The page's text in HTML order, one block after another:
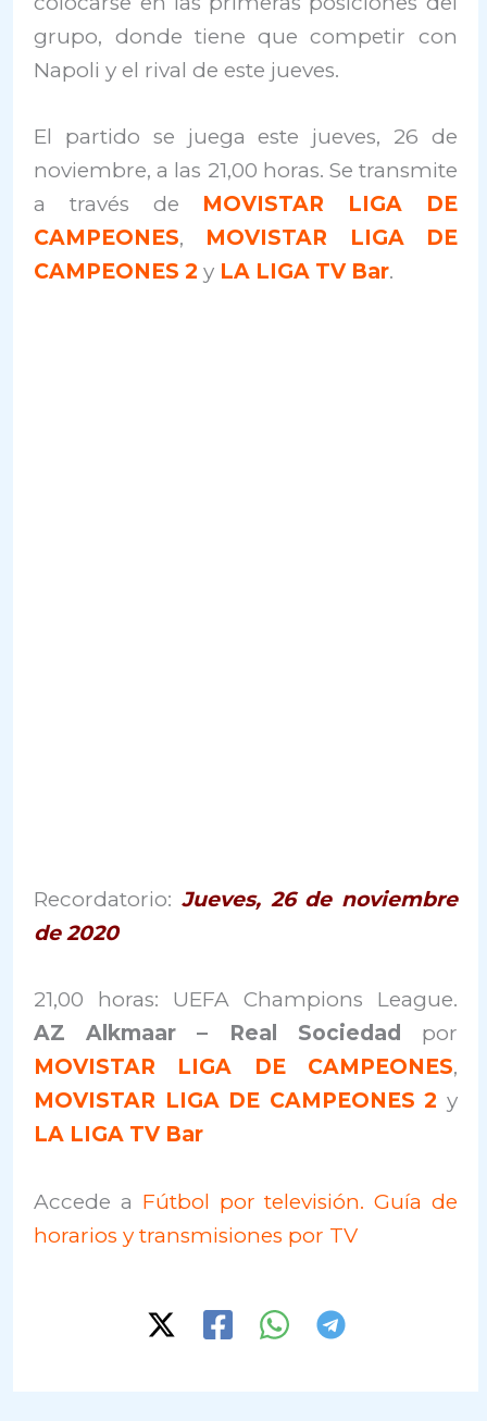
grupo, donde tiene que competir con
Napoli y el rival de este jueves.
El partido se juega este jueves, 26 de
noviembre, a las 21,00 horas. Se transmite
a través de MOVISTAR LIGA DE
CAMPEONES, MOVISTAR LIGA DE
CAMPEONES 2 y LA LIGA TV Bar.
Recordatorio: Jueves, 26 de noviembre
de 2020
21,00 horas: UEFA Champions League.
AZ Alkmaar – Real Sociedad
por
MOVISTAR LIGA DE CAMPEONES,
MOVISTAR LIGA DE CAMPEONES 2 y
LA LIGA TV Bar
Accede a Fútbol por televisión. Guía de
horarios y transmisiones por TV